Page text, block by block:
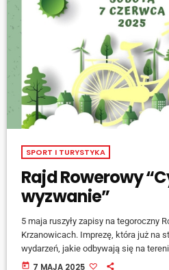
SPORT I TURYSTYKA
Rajd Rowerowy
wyzwanie”
5 maja ruszyły zapisy na tegoroczny
Krzanowicach. Imprezę, która już na
wydarzeń, jakie odbywają się na
Urząd Miejski. W tym roku rajd
today 7 MAJA 2025